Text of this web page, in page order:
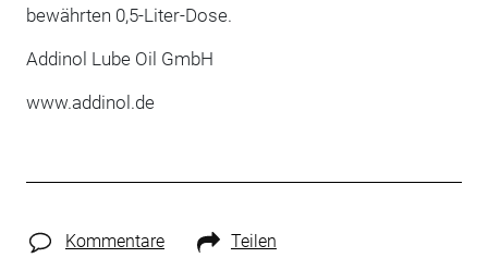
bewährten 0,5-Liter-Dose.
Addinol Lube Oil GmbH
www.addinol.de
Kommentare Teilen